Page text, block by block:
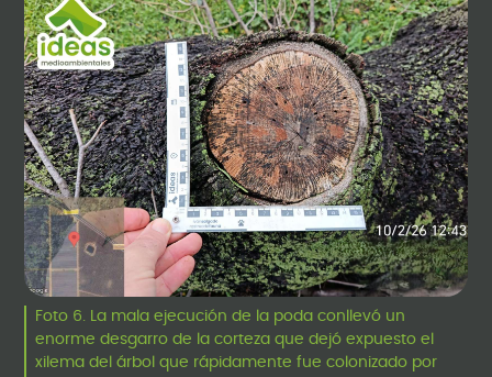
Foto 6. La mala ejecución de la poda conllevó un
enorme desgarro de la corteza que dejó expuesto el
xilema del árbol que rápidamente fue colonizado por